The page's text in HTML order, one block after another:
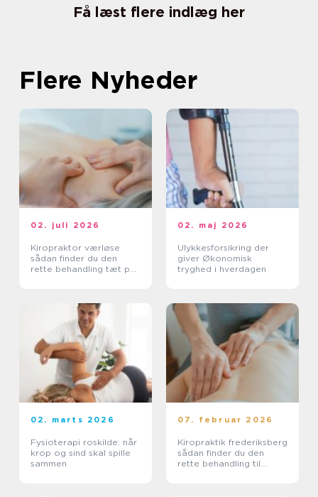
Få læst flere indlæg her
Flere Nyheder
02. juli 2026
Kiropraktor værløse
sådan finder du den
rette behandling tæt på
02. maj 2026
Ulykkesforsikring der
giver Økonomisk
tryghed i hverdagen
02. marts 2026
Fysioterapi roskilde: når
krop og sind skal spille
sammen
07. februar 2026
Kiropraktik frederiksberg
sådan finder du den
rette behandling til